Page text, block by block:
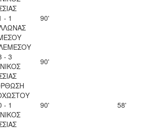
- 1
90'
- 3
90'
- 1
90' 58'